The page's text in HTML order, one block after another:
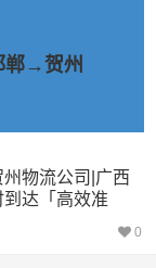
法送达或受到损
会提供劣质的服
郸→贺州
物流公司|广西
到达「高效准
0